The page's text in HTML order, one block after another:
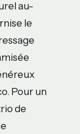
au-
le
Pour un
de